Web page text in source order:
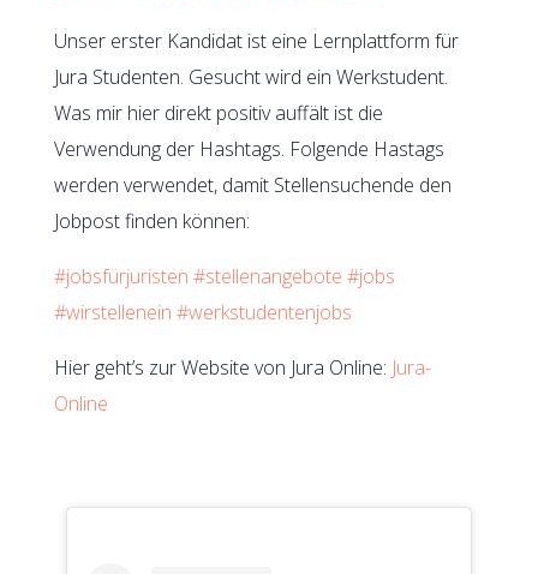
Unser erster Kandidat ist eine Lernplattform für
Jura Studenten. Gesucht wird ein Werkstudent.
Was mir hier direkt positiv auffält ist die
Verwendung der Hashtags. Folgende Hastags
werden verwendet, damit Stellensuchende den
Jobpost finden können:
#jobsfürjuristen #stellenangebote #jobs
#wirstellenein #werkstudentenjobs
Hier geht’s zur Website von Jura Online: Jura-
Online